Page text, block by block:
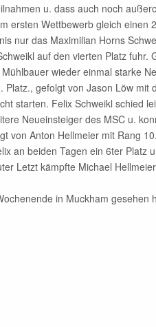
u. dass auch noch
ersten Wettbewerb gleich
nur das Maximilian Horns
auf den vierten Platz
wieder einmal starke
gefolgt von Jason Löw
starten. Felix Schweikl schied
Neueinsteiger des MSC u.
Anton Hellmeier mit Rang
an beiden Tagen ein 6ter Platz
Letzt kämpfte Michael
in Muckham